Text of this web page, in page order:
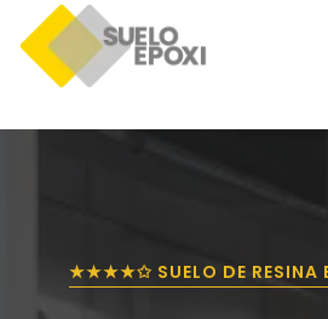
★★★★✩ SUELO DE RESINA